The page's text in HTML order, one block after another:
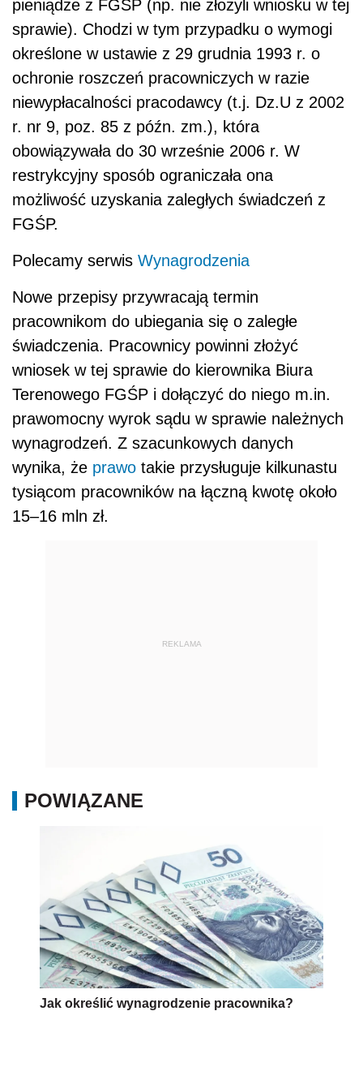
pieniądze z FGŚP (np. nie złożyli wniosku w tej
sprawie). Chodzi w tym przypadku o wymogi
określone w ustawie z 29 grudnia 1993 r. o
ochronie roszczeń pracowniczych w razie
niewypłacalności pracodawcy (t.j. Dz.U z 2002
r. nr 9, poz. 85 z późn. zm.), która
obowiązywała do 30 wrześnie 2006 r. W
restrykcyjny sposób ograniczała ona
możliwość uzyskania zaległych świadczeń z
FGŚP.
Polecamy serwis Wynagrodzenia
Nowe przepisy przywracają termin
pracownikom do ubiegania się o zaległe
świadczenia. Pracownicy powinni złożyć
wniosek w tej sprawie do kierownika Biura
Terenowego FGŚP i dołączyć do niego m.in.
prawomocny wyrok sądu w sprawie należnych
wynagrodzeń. Z szacunkowych danych
wynika, że prawo takie przysługuje kilkunastu
tysiącom pracowników na łączną kwotę około
15–16 mln zł.
REKLAMA
POWIĄZANE
Jak określić wynagrodzenie pracownika?